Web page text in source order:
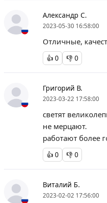
Александр С.
2023-05-30 16:58:00
Отличные,
👍 0 👎 0
Григорий В.
2023-03-22 17:58:00
светят
не мерцают.
работают более
👍 0 👎 0
Виталий Б.
2023-02-02 17:56:00